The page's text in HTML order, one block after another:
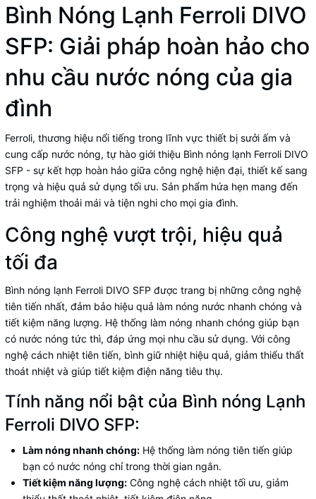
Bình Nóng Lạnh Ferroli DIVO
SFP: Giải pháp hoàn hảo cho
nhu cầu nước nóng của gia
đình
Ferroli, thương hiệu nổi tiếng trong lĩnh vực thiết bị sưởi ấm và
cung cấp nước nóng, tự hào giới thiệu Bình nóng lạnh Ferroli DIVO
SFP - sự kết hợp hoàn hảo giữa công nghệ hiện đại, thiết kế sang
trọng và hiệu quả sử dụng tối ưu. Sản phẩm hứa hẹn mang đến
trải nghiệm thoải mái và tiện nghi cho mọi gia đình.
Công nghệ vượt trội, hiệu quả
tối đa
Bình nóng lạnh Ferroli DIVO SFP được trang bị những công nghệ
tiên tiến nhất, đảm bảo hiệu quả làm nóng nước nhanh chóng và
tiết kiệm năng lượng. Hệ thống làm nóng nhanh chóng giúp bạn
có nước nóng tức thì, đáp ứng mọi nhu cầu sử dụng. Với công
nghệ cách nhiệt tiên tiến, bình giữ nhiệt hiệu quả, giảm thiểu thất
thoát nhiệt và giúp tiết kiệm điện năng tiêu thụ.
Tính năng nổi bật của Bình nóng Lạnh
Ferroli DIVO SFP:
Làm nóng nhanh chóng: Hệ thống làm nóng tiên tiến giúp
bạn có nước nóng chỉ trong thời gian ngắn.
Tiết kiệm năng lượng: Công nghệ cách nhiệt tối ưu, giảm